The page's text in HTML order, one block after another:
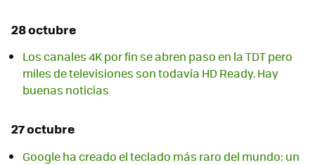
28 octubre
Los canales 4K por fin se abren paso en la TDT pero
miles de televisiones son todavía HD Ready. Hay
buenas noticias
27 octubre
Google ha creado el teclado más raro del mundo: un